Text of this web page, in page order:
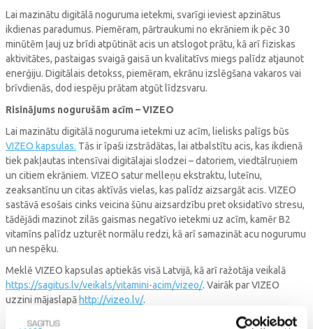
Lai mazinātu digitālā noguruma ietekmi, svarīgi ieviest apzinātus
ikdienas paradumus. Piemēram, pārtraukumi no ekrāniem ik pēc 30
minūtēm ļauj uz brīdi atpūtināt acis un atslogot prātu, kā arī fiziskas
aktivitātes, pastaigas svaigā gaisā un kvalitatīvs miegs palīdz atjaunot
enerģiju. Digitālais detokss, piemēram, ekrānu izslēgšana vakaros vai
brīvdienās, dod iespēju prātam atgūt līdzsvaru.
Risinājums nogurušām acīm – VIZEO
Lai mazinātu digitālā noguruma ietekmi uz acīm, lielisks palīgs būs
VIZEO kapsulas. Tās ir īpaši izstrādātas, lai atbalstītu acis, kas ikdienā
tiek pakļautas intensīvai digitālajai slodzei – datoriem, viedtālruņiem
un citiem ekrāniem. VIZEO satur melleņu ekstraktu, luteīnu,
zeaksantīnu un citas aktīvās vielas, kas palīdz aizsargāt acis. VIZEO
sastāvā esošais cinks veicina šūnu aizsardzību pret oksidatīvo stresu,
tādējādi mazinot zilās gaismas negatīvo ietekmi uz acīm, kamēr B2
vitamīns palīdz uzturēt normālu redzi, kā arī samazināt acu nogurumu
un nespēku.
Meklē VIZEO kapsulas aptiekās visā Latvijā, kā arī ražotāja veikalā
https://sagitus.lv/veikals/vitamini-acim/vizeo/. Vairāk par VIZEO
uzzini mājaslapā http://vizeo.lv/.
Digitālais nogurums nav tikai “slikta diena” – tas ir signāls, ka prātam